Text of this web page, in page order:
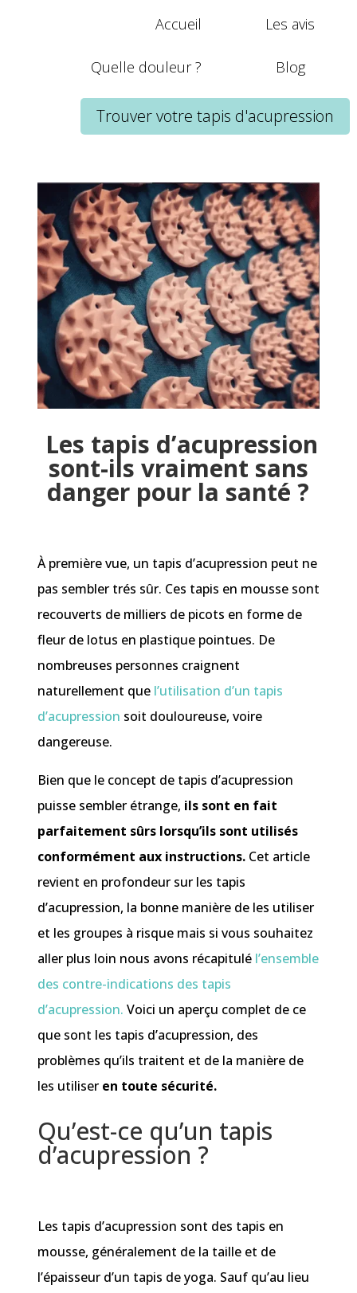
Accueil Les avis
Quelle douleur ? Blog
Trouver votre tapis d'acupression
Les tapis d’acupression
sont-ils vraiment sans
danger pour la santé ?
À première vue, un tapis d’acupression peut ne
pas sembler trés sûr. Ces tapis en mousse sont
recouverts de milliers de picots en forme de
fleur de lotus en plastique pointues. De
nombreuses personnes craignent
naturellement que l’utilisation d’un tapis
d’acupression soit douloureuse, voire
dangereuse.
Bien que le concept de tapis d’acupression
puisse sembler étrange, ils sont en fait
parfaitement sûrs lorsqu’ils sont utilisés
conformément aux instructions.Cet article
revient en profondeur sur les tapis
d’acupression, la bonne manière de les utiliser
et les groupes à risque mais si vous souhaitez
aller plus loin nous avons récapitulé l’ensemble
des contre-indications des tapis
d’acupression. Voici un aperçu complet de ce
que sont les tapis d’acupression, des
problèmes qu’ils traitent et de la manière de
les utiliser en toute sécurité.
Qu’est-ce qu’un tapis
d’acupression ?
Les tapis d’acupression sont des tapis en
mousse, généralement de la taille et de
l’épaisseur d’un tapis de yoga. Sauf qu’au lieu